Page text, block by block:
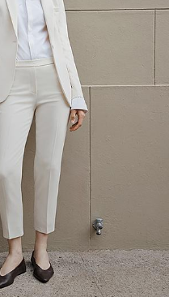
du printemps.